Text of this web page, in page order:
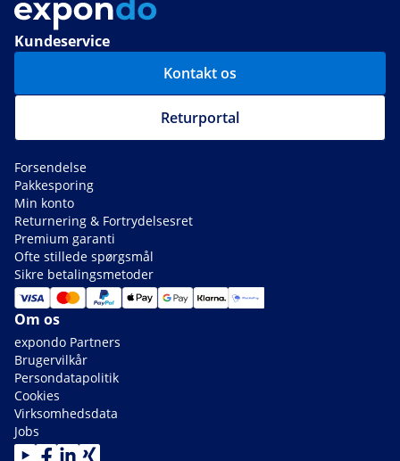
Kundeservice
Kontakt os
Returportal
Forsendelse
Pakkesporing
Min konto
Returnering & Fortrydelsesret
Premium garanti
Ofte stillede spørgsmål
Sikre betalingsmetoder
Om os
expondo Partners
Brugervilkår
Persondatapolitik
Cookies
Virksomhedsdata
Jobs